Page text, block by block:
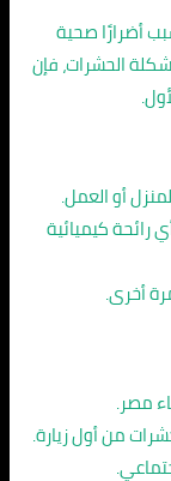
أضرارًا صحية
الحشرات، فإن
أو العمل.
رائحة كيميائية
أخرى.